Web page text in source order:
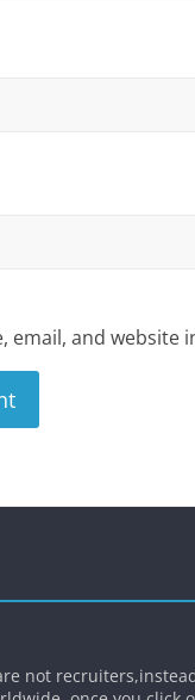
email, and
not